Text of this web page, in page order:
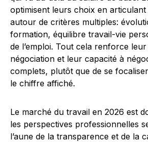
optimisent leurs choix en
autour de critères multiples:
formation, équilibre travail-vie
de l’emploi. Tout cela renforce
négociation et leur capacité à
complets, plutôt que de se
le chiffre affiché.
Le marché du travail en 2026 est
les perspectives professionnelles
l’aune de la transparence et de la